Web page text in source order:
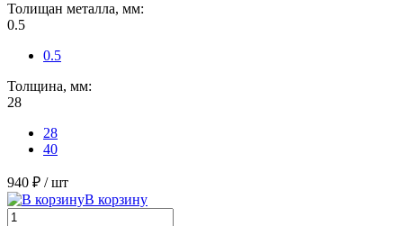
Толищан металла, мм:
0.5
0.5
Толщина, мм:
28
28
40
940 ₽ / шт
В корзину